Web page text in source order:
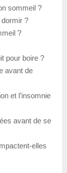
sommeil ?
dormir ?
?
pour boire ?
avant de
et l’insomnie
avant de se
elles